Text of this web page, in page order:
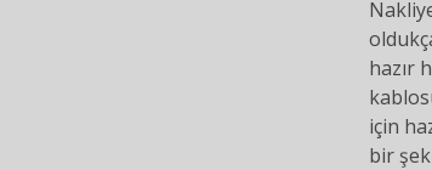
hazır
için
bir